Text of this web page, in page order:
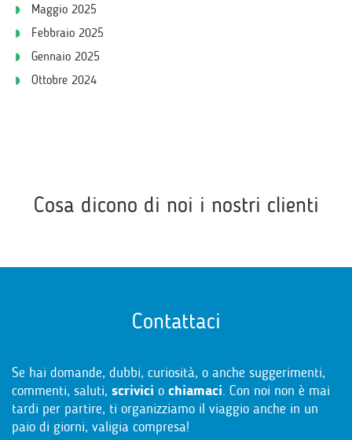
Maggio 2025
Febbraio 2025
Gennaio 2025
Ottobre 2024
Cosa dicono di noi i nostri clienti
Contattaci
Se hai domande, dubbi, curiosità, o anche suggerimenti,
commenti, saluti, scrivici o chiamaci. Con noi non è mai
tardi per partire, ti organizziamo il viaggio anche in un
paio di giorni, valigia compresa!